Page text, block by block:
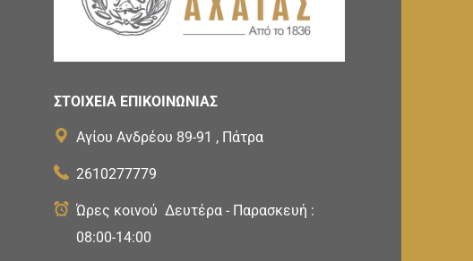
ΣΤΟΙΧΕΙΑ ΕΠΙΚΟΙΝΩΝΙΑΣ
Αγίου Ανδρέου 89-91 , Πάτρα
2610277779
Ώρες κοινού Δευτέρα - Παρασκευή :
08:00-14:00